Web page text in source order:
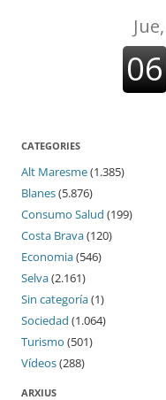
CATEGORIES
Alt Maresme(1.385)
Blanes(5.876)
Consumo Salud (199)
Costa Brava(120)
Economia(546)
Selva(2.161)
Sin categoría(1)
Sociedad (1.064)
Turismo (501)
Vídeos(288)
ARXIUS